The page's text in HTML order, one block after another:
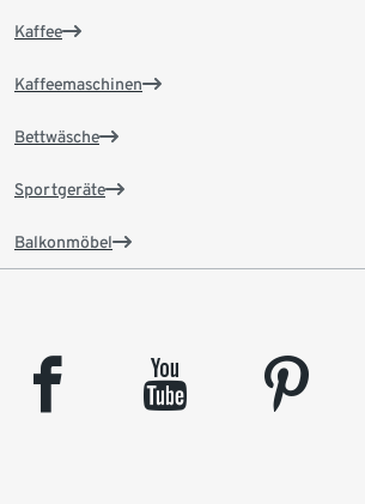
Kaffee
Kaffeemaschinen
Bettwäsche
Sportgeräte
Balkonmöbel
facebook youtube pinterest